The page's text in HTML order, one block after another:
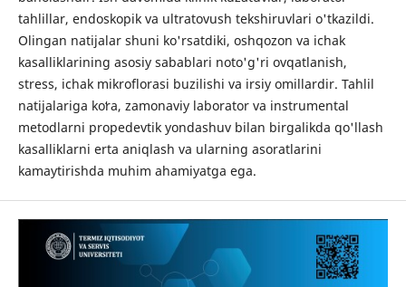
tahlillar, endoskopik va ultratovush tekshiruvlari o'tkazildi.
Olingan natijalar shuni ko'rsatdiki, oshqozon va ichak
kasalliklarining asosiy sabablari noto'g'ri ovqatlanish,
stress, ichak mikroflorasi buzilishi va irsiy omillardir. Tahlil
natijalariga koʻra, zamonaviy laborator va instrumental
metodlarni propedevtik yondashuv bilan birgalikda qo'llash
kasalliklarni erta aniqlash va ularning asoratlarini
kamaytirishda muhim ahamiyatga ega.